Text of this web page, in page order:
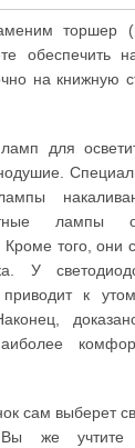
торшер
обеспечить
на книжную
для
лампы
того, они
У
к
сам выберет
же учтите